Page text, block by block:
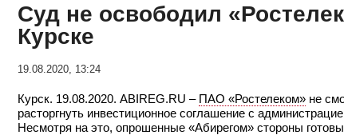
Суд не освободил
Курске
19.08.2020, 13:24
Курск. 19.08.2020. ABIREG.RU – ПАО «Ростелеком» не
расторгнуть инвестиционное соглашение с
Несмотря на это, опрошенные «Абирегом» стороны